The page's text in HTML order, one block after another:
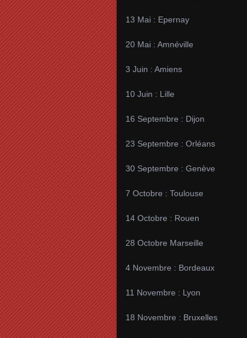
13 Mai : Epernay
20 Mai : Amnéville
3 Juin : Amiens
10 Juin : Lille
16 Septembre : Dijon
23 Septembre : Orléans
30 Septembre : Genève
7 Octobre : Toulouse
14 Octobre : Rouen
28 Octobre Marseille
4 Novembre : Bordeaux
11 Novembre : Lyon
18 Novembre : Bruxelles